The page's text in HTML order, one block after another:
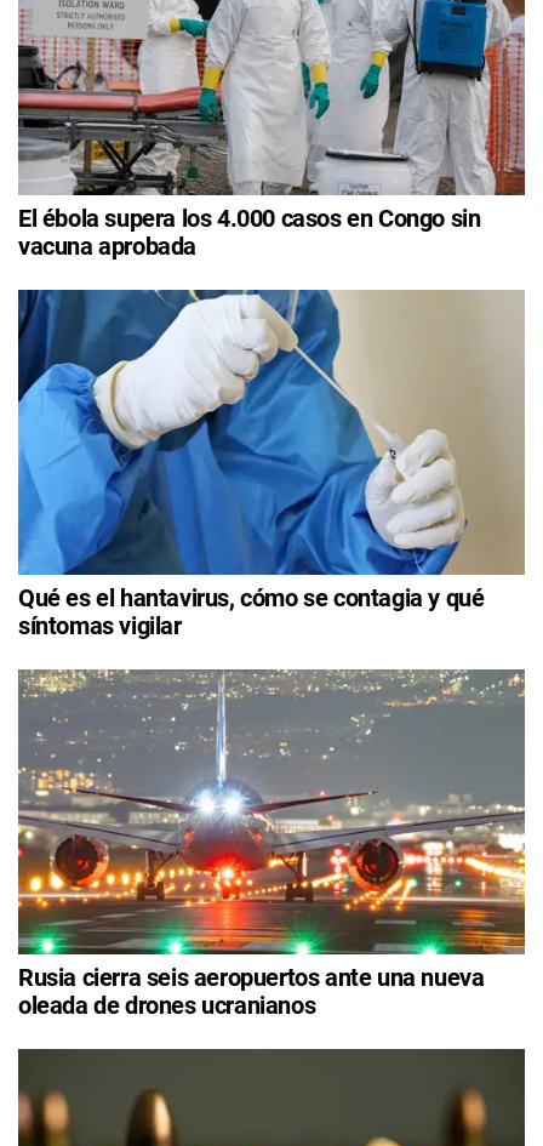
El ébola supera los 4.000 casos en Congo sin
vacuna aprobada
Qué es el hantavirus, cómo se contagia y qué
síntomas vigilar
Rusia cierra seis aeropuertos ante una nueva
oleada de drones ucranianos